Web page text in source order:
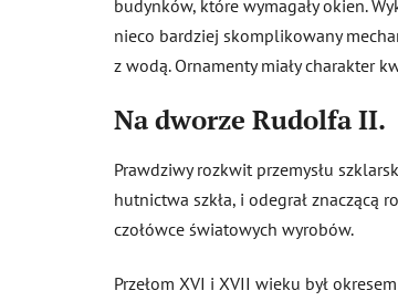
budynków, które wymagały okien.
nieco bardziej skomplikowany
z wodą. Ornamenty miały charakter
Na dworze Rudolfa II.
Prawdziwy rozkwit przemysłu
hutnictwa szkła, i odegrał znaczącą
czołówce światowych wyrobów.
Przełom XVI i XVII wieku był